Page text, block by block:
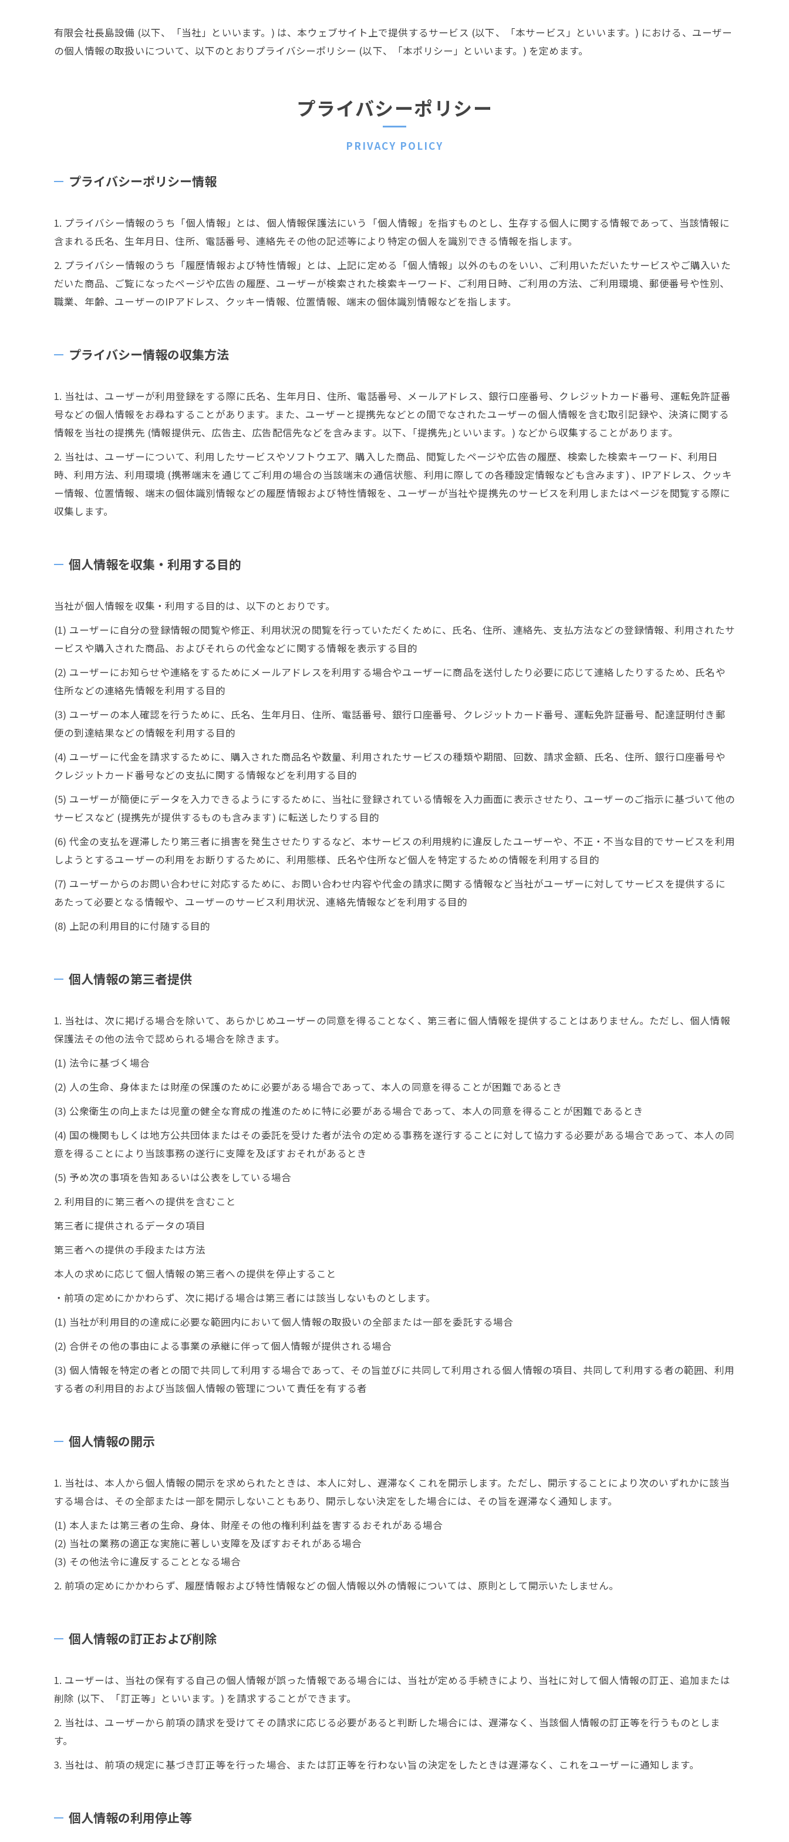
有限会社長島設備 (以下、「当社」といいます。) は、本ウェブサイト上で提供するサービス (以下、「本サービス」といいます。) における、ユーザー
の個人情報の取扱いについて、以下のとおりプライバシーポリシー (以下、「本ポリシー」といいます。) を定めます。
プライバシーポリシー
PRIVACY POLICY
プライバシーポリシー情報
1. プライバシー情報のうち「個人情報」とは、個人情報保護法にいう「個人情報」を指すものとし、生存する個人に関する情報であって、当該情報に
含まれる氏名、生年月日、住所、電話番号、連絡先その他の記述等により特定の個人を識別できる情報を指します。
2. プライバシー情報のうち「履歴情報および特性情報」とは、上記に定める「個人情報」以外のものをいい、ご利用いただいたサービスやご購入いた
だいた商品、ご覧になったページや広告の履歴、ユーザーが検索された検索キーワード、ご利用日時、ご利用の方法、ご利用環境、郵便番号や性別、
職業、年齢、ユーザーのIPアドレス、クッキー情報、位置情報、端末の個体識別情報などを指します。
プライバシー情報の収集方法
1. 当社は、ユーザーが利用登録をする際に氏名、生年月日、住所、電話番号、メールアドレス、銀行口座番号、クレジットカード番号、運転免許証番
号などの個人情報をお尋ねすることがあります。また、ユーザーと提携先などとの間でなされたユーザーの個人情報を含む取引記録や、決済に関する
情報を当社の提携先 (情報提供元、広告主、広告配信先などを含みます。以下、｢提携先｣といいます。) などから収集することがあります。
2. 当社は、ユーザーについて、利用したサービスやソフトウエア、購入した商品、閲覧したページや広告の履歴、検索した検索キーワード、利用日
時、利用方法、利用環境 (携帯端末を通じてご利用の場合の当該端末の通信状態、利用に際しての各種設定情報なども含みます) 、IPアドレス、クッキ
ー情報、位置情報、端末の個体識別情報などの履歴情報および特性情報を、ユーザーが当社や提携先のサービスを利用しまたはページを閲覧する際に
収集します。
個人情報を収集・利用する目的
当社が個人情報を収集・利用する目的は、以下のとおりです。
(1) ユーザーに自分の登録情報の閲覧や修正、利用状況の閲覧を行っていただくために、氏名、住所、連絡先、支払方法などの登録情報、利用されたサ
ービスや購入された商品、およびそれらの代金などに関する情報を表示する目的
(2) ユーザーにお知らせや連絡をするためにメールアドレスを利用する場合やユーザーに商品を送付したり必要に応じて連絡したりするため、氏名や
住所などの連絡先情報を利用する目的
(3) ユーザーの本人確認を行うために、氏名、生年月日、住所、電話番号、銀行口座番号、クレジットカード番号、運転免許証番号、配達証明付き郵
便の到達結果などの情報を利用する目的
(4) ユーザーに代金を請求するために、購入された商品名や数量、利用されたサービスの種類や期間、回数、請求金額、氏名、住所、銀行口座番号や
クレジットカード番号などの支払に関する情報などを利用する目的
(5) ユーザーが簡便にデータを入力できるようにするために、当社に登録されている情報を入力画面に表示させたり、ユーザーのご指示に基づいて他の
サービスなど (提携先が提供するものも含みます) に転送したりする目的
(6) 代金の支払を遅滞したり第三者に損害を発生させたりするなど、本サービスの利用規約に違反したユーザーや、不正・不当な目的でサービスを利用
しようとするユーザーの利用をお断りするために、利用態様、氏名や住所など個人を特定するための情報を利用する目的
(7) ユーザーからのお問い合わせに対応するために、お問い合わせ内容や代金の請求に関する情報など当社がユーザーに対してサービスを提供するに
あたって必要となる情報や、ユーザーのサービス利用状況、連絡先情報などを利用する目的
(8) 上記の利用目的に付随する目的
個人情報の第三者提供
1. 当社は、次に掲げる場合を除いて、あらかじめユーザーの同意を得ることなく、第三者に個人情報を提供することはありません。ただし、個人情報
保護法その他の法令で認められる場合を除きます。
(1) 法令に基づく場合
(2) 人の生命、身体または財産の保護のために必要がある場合であって、本人の同意を得ることが困難であるとき
(3) 公衆衛生の向上または児童の健全な育成の推進のために特に必要がある場合であって、本人の同意を得ることが困難であるとき
(4) 国の機関もしくは地方公共団体またはその委託を受けた者が法令の定める事務を遂行することに対して協力する必要がある場合であって、本人の同
意を得ることにより当該事務の遂行に支障を及ぼすおそれがあるとき
(5) 予め次の事項を告知あるいは公表をしている場合
2. 利用目的に第三者への提供を含むこと
第三者に提供されるデータの項目
第三者への提供の手段または方法
本人の求めに応じて個人情報の第三者への提供を停止すること
・前項の定めにかかわらず、次に掲げる場合は第三者には該当しないものとします。
(1) 当社が利用目的の達成に必要な範囲内において個人情報の取扱いの全部または一部を委託する場合
(2) 合併その他の事由による事業の承継に伴って個人情報が提供される場合
(3) 個人情報を特定の者との間で共同して利用する場合であって、その旨並びに共同して利用される個人情報の項目、共同して利用する者の範囲、利用
する者の利用目的および当該個人情報の管理について責任を有する者
個人情報の開示
1. 当社は、本人から個人情報の開示を求められたときは、本人に対し、遅滞なくこれを開示します。ただし、開示することにより次のいずれかに該当
する場合は、その全部または一部を開示しないこともあり、開示しない決定をした場合には、その旨を遅滞なく通知します。
(1) 本人または第三者の生命、身体、財産その他の権利利益を害するおそれがある場合
(2) 当社の業務の適正な実施に著しい支障を及ぼすおそれがある場合
(3) その他法令に違反することとなる場合
2. 前項の定めにかかわらず、履歴情報および特性情報などの個人情報以外の情報については、原則として開示いたしません。
個人情報の訂正および削除
1. ユーザーは、当社の保有する自己の個人情報が誤った情報である場合には、当社が定める手続きにより、当社に対して個人情報の訂正、追加または
削除 (以下、「訂正等」といいます。) を請求することができます。
2. 当社は、ユーザーから前項の請求を受けてその請求に応じる必要があると判断した場合には、遅滞なく、当該個人情報の訂正等を行うものとしま
す。
3. 当社は、前項の規定に基づき訂正等を行った場合、または訂正等を行わない旨の決定をしたときは遅滞なく、これをユーザーに通知します。
個人情報の利用停止等